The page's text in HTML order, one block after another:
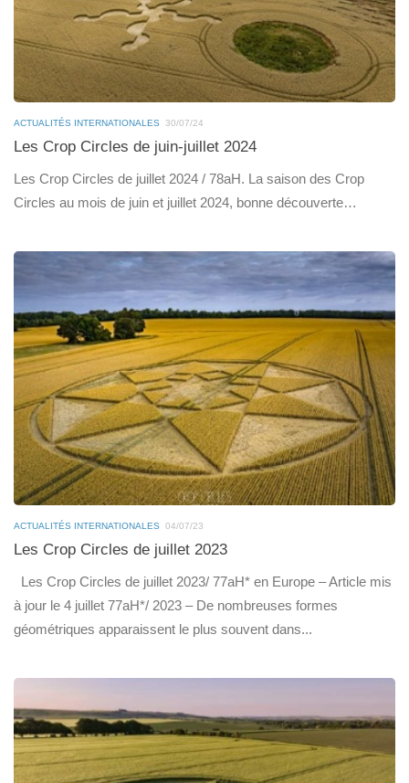
ACTUALITÉS INTERNATIONALES 30/07/24
Les Crop Circles de juin-juillet 2024
Les Crop Circles de juillet 2024 / 78aH. La saison des Crop
Circles au mois de juin et juillet 2024, bonne découverte…
ACTUALITÉS INTERNATIONALES 04/07/23
Les Crop Circles de juillet 2023
Les Crop Circles de juillet 2023/ 77aH* en Europe – Article mis
à jour le 4 juillet 77aH*/ 2023 – De nombreuses formes
géométriques apparaissent le plus souvent dans...